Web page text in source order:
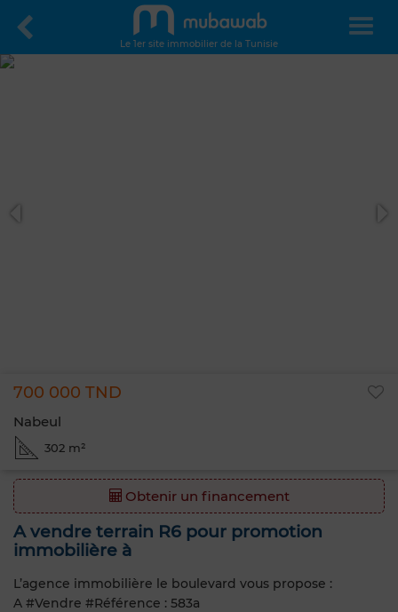
Le 1er site immobilier de la Tunisie
700 000 TND
Nabeul
302 m²
Obtenir un financement
A vendre terrain R6 pour promotion
immobilière à
L’agence immobilière le boulevard vous propose :
A #Vendre #Référence : 583a